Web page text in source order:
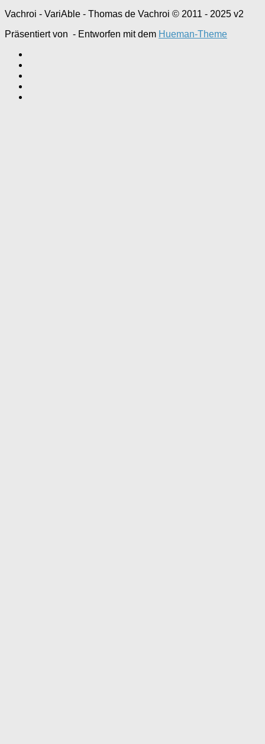
Vachroi - VariAble - Thomas de Vachroi © 2011 - 2025 v2
Präsentiert von - Entworfen mit dem Hueman-Theme